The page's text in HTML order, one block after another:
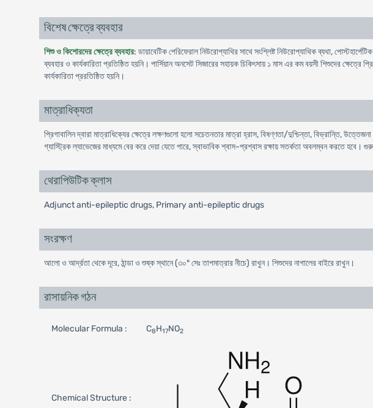
বিশেষ ক্ষেত্রে ব্যবহার
শিশু ও কিশোরদের ক্ষেত্রে ব্যবহার: ডায়াবেটিক পেরিফেরাল নিউরোপ্যাথির সাথে সংশ্লিষ্ট নিউরোপ্যাথিক ব্যথা,
ব্যবহার ও কার্যকারিতা প্রতিষ্ঠিত হয়নি। পার্সিয়ান অনসেট সিজারের সহায়ক চিকিৎসায় ১ মাস এর কম বয়সী শিশুদের ক্ষেত্রে
কার্যকারিতা প্ররতিষ্ঠিত হয়নি।
মাত্রাধিক্যতা
প্রিগাবালিন দ্বারা মাত্রাধিক্যের ক্ষেত্রে লক্ষণগুলো হলো সচেতনতার মাত্রা হ্রাস, বিষণ্ণতা/দুশ্চিন্তা, বিভ্রান্তি,
গ্যাস্ট্রিক ল্যাভেজের মাধ্যমে বের করে দেয়া যেতে পারে, স্বাভাবিক শ্বাস-প্রশ্বাস রক্ষায় সতর্কতা অবলম্বন করতে হবে।
থেরাপিউটিক ক্লাস
Adjunct anti-epileptic drugs, Primary anti-epileptic drugs
সংরক্ষণ
আলো ও আর্দ্রতা থেকে দূরে, ঠান্ডা ও শুষ্ক স্থানে (৩০° সেঃ তাপমাত্রার নীচে) রাখুন। শিশুদের নাগালের বাইরে রাখুন।
রাসায়নিক গঠন
Molecular Formula : C8H17NO2
Chemical Structure :